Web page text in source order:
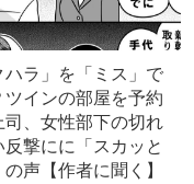
ハラ」を「ミス」で
ツインの部屋を予約
司、女性部下の切れ
撃にに「スカッと
の声【作者に聞く】